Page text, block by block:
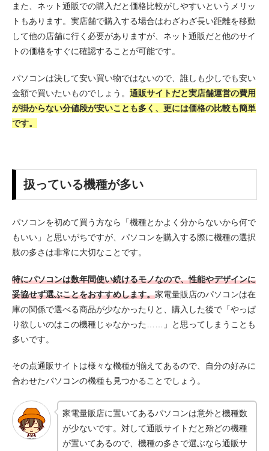
また、ネット通販での購入だと価格比較がしやすいというメリッ
トもあります。実店舗で購入する場合はわざわざ長い距離を移動
して他の店舗に行く必要がありますが、ネット通販だと他のサイ
トの価格をすぐに確認することが可能です。
パソコンは決して安い買い物ではないので、誰しも少しでも安い
金額で買いたいものでしょう。 通販サイトだと実店舗運営の費用
が掛からない分値段が安いことも多く、更には価格の比較も簡単
です。
扱っている機種が多い
パソコンを初めて買う方なら「機種とかよく分からないから何で
もいい」と思いがちですが、パソコンを購入する際に機種の選択
肢の多さは非常に大切なことです。
特にパソコンは数年間使い続けるモノなので、性能やデザインに
妥協せず選ぶことをおすすめします。家電量販店のパソコンは在
庫の関係で選べる商品が少なかったりと、購入した後で「やっぱ
り欲しいのはこの機種じゃなかった……」と思ってしまうことも
多いです。
その点通販サイトは様々な機種が揃えてあるので、自分の好みに
合わせたパソコンの機種も見つかることでしょう。
家電量販店に置いてあるパソコンは意外と機種数
が少ないです。対して通販サイトだと殆どの機種
が置いてあるので、機種の多さで選ぶなら通販サ